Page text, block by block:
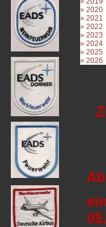
» 2020
» 2021
» 2022
» 2023
» 2024
» 2025
» 2026